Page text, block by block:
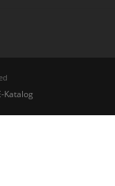
Katalog